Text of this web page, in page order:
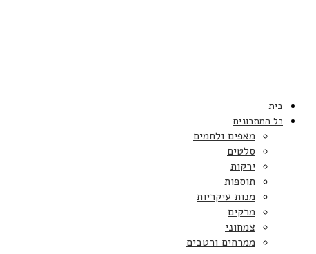
בית
כל המתכונים
מאפים ולחמים
סלטים
ירקות
תוספות
מנות עיקריות
מרקים
צמחוני
ממרחים ורטבים